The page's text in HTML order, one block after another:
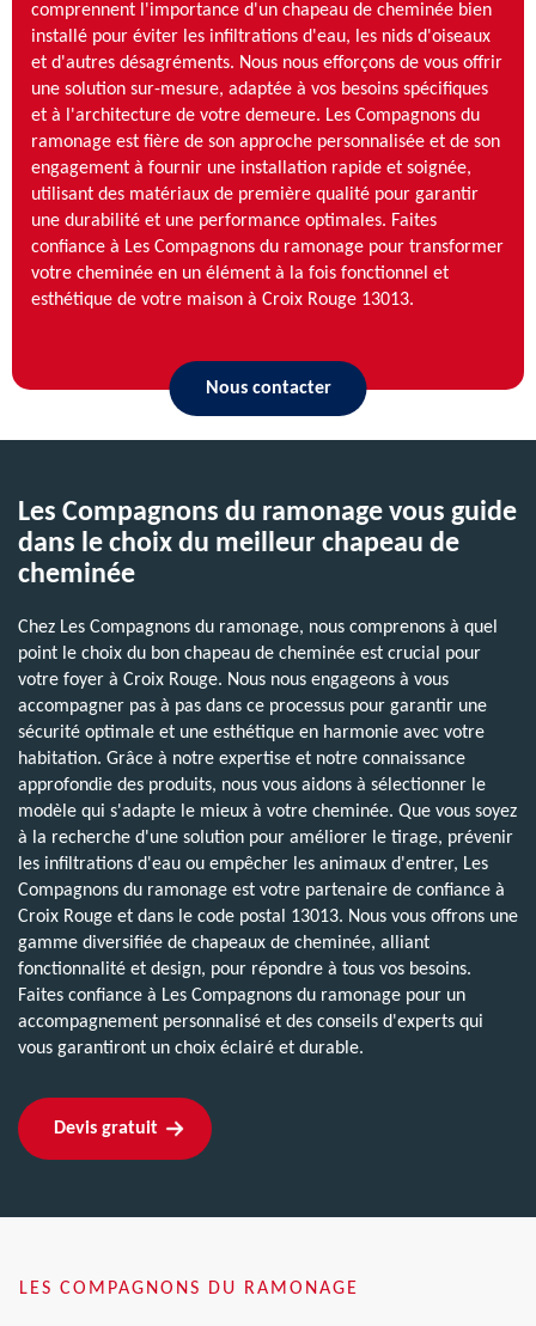
comprennent l'importance d'un chapeau de cheminée bien
installé pour éviter les infiltrations d'eau, les nids d'oiseaux
et d'autres désagréments. Nous nous efforçons de vous offrir
une solution sur-mesure, adaptée à vos besoins spécifiques
et à l'architecture de votre demeure. Les Compagnons du
ramonage est fière de son approche personnalisée et de son
engagement à fournir une installation rapide et soignée,
utilisant des matériaux de première qualité pour garantir
une durabilité et une performance optimales. Faites
confiance à Les Compagnons du ramonage pour transformer
votre cheminée en un élément à la fois fonctionnel et
esthétique de votre maison à Croix Rouge 13013.
Nous contacter
Les Compagnons du ramonage vous guide
dans le choix du meilleur chapeau de
cheminée
Chez Les Compagnons du ramonage, nous comprenons à quel
point le choix du bon chapeau de cheminée est crucial pour
votre foyer à Croix Rouge. Nous nous engageons à vous
accompagner pas à pas dans ce processus pour garantir une
sécurité optimale et une esthétique en harmonie avec votre
habitation. Grâce à notre expertise et notre connaissance
approfondie des produits, nous vous aidons à sélectionner le
modèle qui s'adapte le mieux à votre cheminée. Que vous soyez
à la recherche d'une solution pour améliorer le tirage, prévenir
les infiltrations d'eau ou empêcher les animaux d'entrer, Les
Compagnons du ramonage est votre partenaire de confiance à
Croix Rouge et dans le code postal 13013. Nous vous offrons une
gamme diversifiée de chapeaux de cheminée, alliant
fonctionnalité et design, pour répondre à tous vos besoins.
Faites confiance à Les Compagnons du ramonage pour un
accompagnement personnalisé et des conseils d'experts qui
vous garantiront un choix éclairé et durable.
Devis gratuit
LES COMPAGNONS DU RAMONAGE